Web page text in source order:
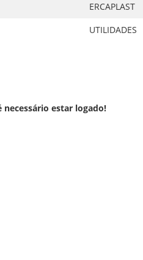
ERCAPLAST
UTILIDADES
estar logado!